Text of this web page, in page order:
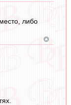
либо